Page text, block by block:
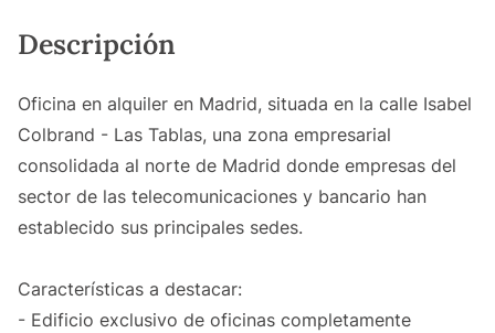
Descripción
Oficina en alquiler en Madrid, situada en la calle Isabel
Colbrand - Las Tablas, una zona empresarial
consolidada al norte de Madrid donde empresas del
sector de las telecomunicaciones y bancario han
establecido sus principales sedes.
Características a destacar:
- Edificio exclusivo de oficinas completamente